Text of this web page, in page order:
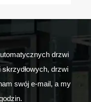
drzwi
drzwi
swój e-mail, a my